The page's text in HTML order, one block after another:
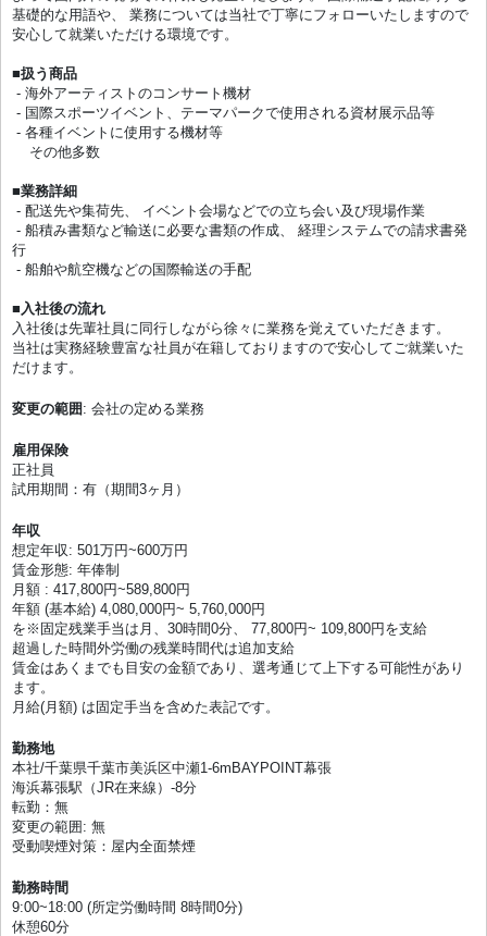
基礎的な用語や、 業務については当社で丁寧にフォローいたしますので
安心して就業いただける環境です。
■扱う商品
- 海外アーティストのコンサート機材
- 国際スポーツイベント、テーマパークで使用される資材展示品等
- 各種イベントに使用する機材等
その他多数
■業務詳細
- 配送先や集荷先、 イベント会場などでの立ち会い及び現場作業
- 船積み書類など輸送に必要な書類の作成、 経理システムでの請求書発
行
- 船舶や航空機などの国際輸送の手配
■ 入社後の流れ
入社後は先輩社員に同行しながら徐々に業務を覚えていただきます。
当社は実務経験豊富な社員が在籍しておりますので安心してご就業いた
だけます。
変更の範囲: 会社の定める業務
雇用保険
正社員
試用期間：有（期間3ヶ月）
年収
想定年収: 501万円~600万円
賃金形態: 年俸制
月額 : 417,800円~589,800円
年額 (基本給) 4,080,000円~ 5,760,000円
を※固定残業手当は月、30時間0分、 77,800円~ 109,800円を支給
超過した時間外労働の残業時間代は追加支給
賃金はあくまでも目安の金額であり、選考通じて上下する可能性があり
ます。
月給(月額) は固定手当を含めた表記です。
勤務地
本社/千葉県千葉市美浜区中瀬1-6mBAYPOINT幕張
海浜幕張駅（JR在来線）-8分
転勤：無
変更の範囲: 無
受動喫煙対策：屋内全面禁煙
勤務時間
9:00~18:00 (所定労働時間 8時間0分)
休憩60分